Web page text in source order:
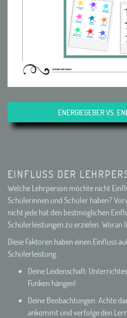
ENERGIEGEBER VS.
EINFLUSS DER
Welche Lehrperson möchte nicht
Schülerinnen und Schüler haben?
nicht jede hat den bestmöglichen
Schülerleistungen zu erzielen. Woran
Diese Faktoren haben einen Einfluss
Schülerleistung:
Deine Leidenschaft:
Funken hängen!
Deine Beobachtungen: Achte
ankommt und verfolge den